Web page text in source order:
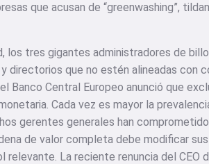
que acusan de “greenwashing”,
tres gigantes administradores de
directorios que no estén alineadas con
Banco Central Europeo anunció que
Cada vez es mayor la
gerentes generales han
de valor completa debe modificar
relevante. La reciente renuncia del